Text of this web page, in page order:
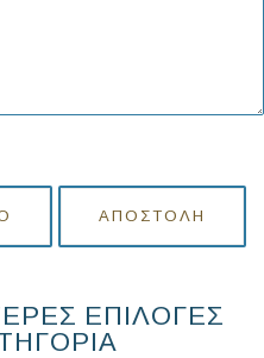
ΑΠΟΣΤΟΛΉ
ΕΠΙΛΟΓΕΣ